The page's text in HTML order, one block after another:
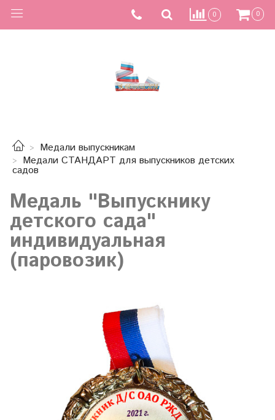
0 0
Медали выпускникам
Медали СТАНДАРТ для выпускников детских
садов
Медаль "Выпускнику
детского сада"
индивидуальная
(паровозик)